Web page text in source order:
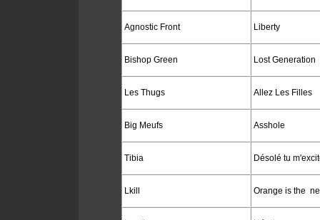
Agnostic Front Liberty
Bishop Green Lost Generation
Les Thugs Allez Les Filles
Big Meufs Asshole
Tibia Désolé tu
Lkill Orange is the